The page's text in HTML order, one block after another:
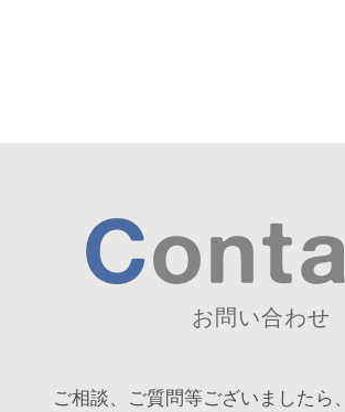
お問い合わせ
ご相談、ご質問等ございましたら、